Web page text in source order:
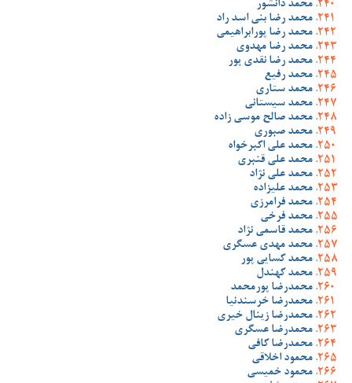
محمد دانشور
محمد رضا بنی اسد راد
محمد رضا پورابراهیمی
محمد رضا مهدوی
محمد رضا نقدی پور
محمد رفیع
محمد ستاری
محمد سیستانی
محمد صالح موسی زاده
محمد صبوری
محمد علی اکبرخواه
محمد علی قنبری
محمد علی نژاد
محمد علیزاده
محمد فرامرزی
محمد فرخی
محمد قاسمی نژاد
محمد مهدی عسگری
محمد کسایی پور
محمد کهندل
محمدرضا پورمحمد
محمدرضا خرسندنیا
محمدرضا زینال خیری
محمدرضا عسگری
محمدرضا کافی
محمود اخلاقی
محمود خمیسی